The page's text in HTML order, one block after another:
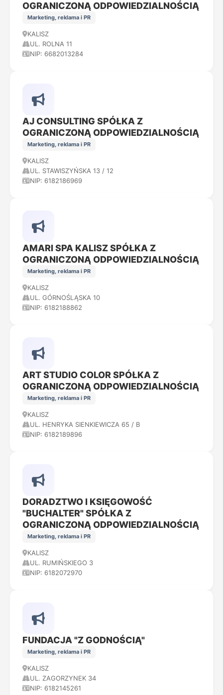
OGRANICZONĄ ODPOWIEDZIALNOŚCIĄ
Marketing, reklama i PR
KALISZ
UL. ROLNA 11
NIP: 6682013284
AJ CONSULTING SPÓŁKA Z
OGRANICZONĄ ODPOWIEDZIALNOŚCIĄ
Marketing, reklama i PR
KALISZ
UL. STAWISZYŃSKA 13 / 12
NIP: 6182186969
AMARI SPA KALISZ SPÓŁKA Z
OGRANICZONĄ ODPOWIEDZIALNOŚCIĄ
Marketing, reklama i PR
KALISZ
UL. GÓRNOŚLĄSKA 10
NIP: 6182188862
ART STUDIO COLOR SPÓŁKA Z
OGRANICZONĄ ODPOWIEDZIALNOŚCIĄ
Marketing, reklama i PR
KALISZ
UL. HENRYKA SIENKIEWICZA 65 / B
NIP: 6182189896
DORADZTWO I KSIĘGOWOŚĆ
"BUCHALTER" SPÓŁKA Z
OGRANICZONĄ ODPOWIEDZIALNOŚCIĄ
Marketing, reklama i PR
KALISZ
UL. RUMIŃSKIEGO 3
NIP: 6182072970
FUNDACJA "Z GODNOŚCIĄ"
Marketing, reklama i PR
KALISZ
UL. ZAGORZYNEK 34
NIP: 6182145261